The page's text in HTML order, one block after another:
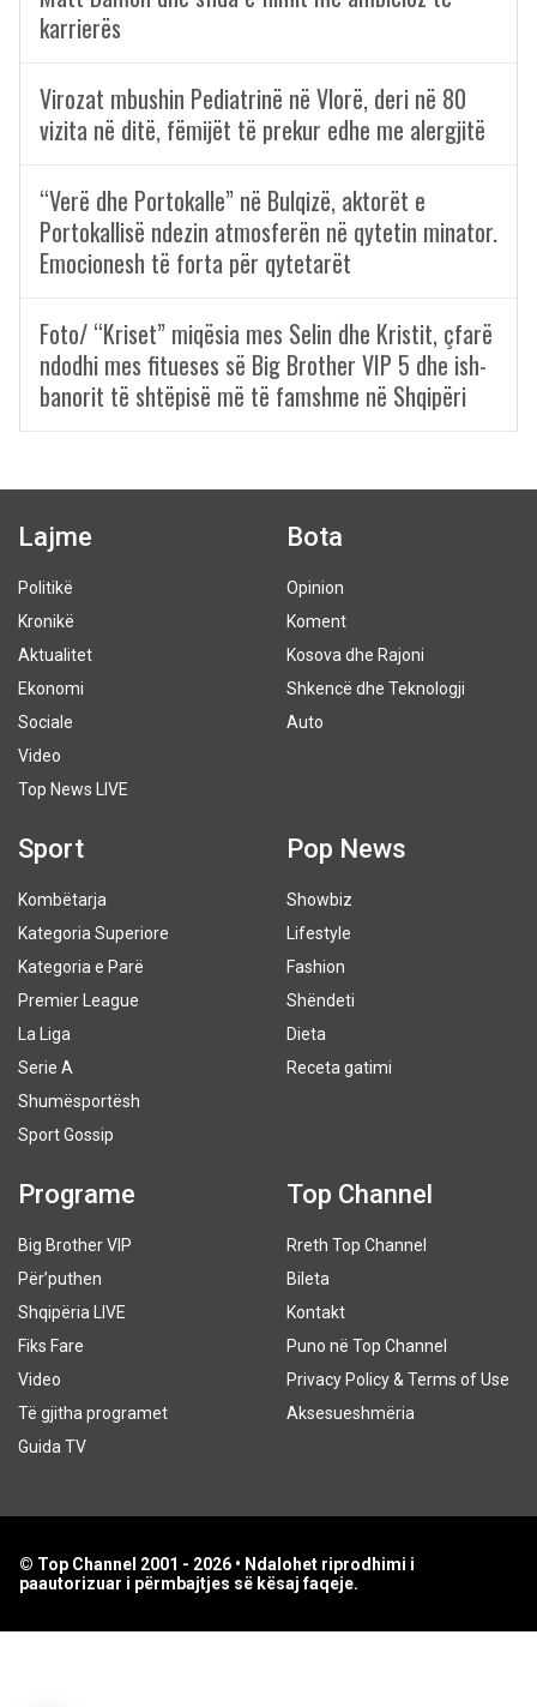
karrierës
Virozat mbushin Pediatrinë në Vlorë, deri në 80
vizita në ditë, fëmijët të prekur edhe me alergjitë
“Verë dhe Portokalle” në Bulqizë, aktorët e
Portokallisë ndezin atmosferën në qytetin minator.
Emocionesh të forta për qytetarët
Foto/ “Kriset” miqësia mes Selin dhe Kristit, çfarë
ndodhi mes fitueses së Big Brother VIP 5 dhe ish-
banorit të shtëpisë më të famshme në Shqipëri
Lajme
Politikë
Kronikë
Aktualitet
Ekonomi
Sociale
Video
Top News LIVE
Bota
Opinion
Koment
Kosova dhe Rajoni
Shkencë dhe Teknologji
Auto
Sport
Kombëtarja
Kategoria Superiore
Kategoria e Parë
Premier League
La Liga
Serie A
Shumësportësh
Sport Gossip
Pop News
Showbiz
Lifestyle
Fashion
Shëndeti
Dieta
Receta gatimi
Programe
Big Brother VIP
Për’puthen
Shqipëria LIVE
Fiks Fare
Video
Të gjitha programet
Guida TV
Top Channel
Rreth Top Channel
Bileta
Kontakt
Puno në Top Channel
Privacy Policy & Terms of Use
Aksesueshmëria
© Top Channel 2001 - 2026 • Ndalohet riprodhimi i
paautorizuar i përmbajtjes së kësaj faqeje.